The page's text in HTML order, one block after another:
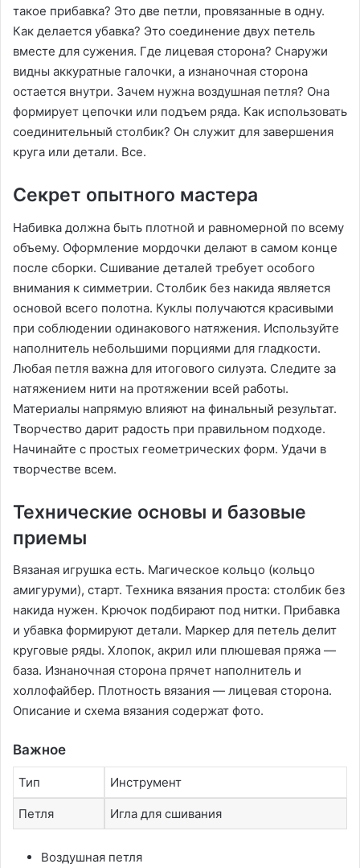
такое прибавка? Это две петли, провязанные в одну.
Как делается убавка? Это соединение двух петель
вместе для сужения. Где лицевая сторона? Снаружи
видны аккуратные галочки, а изнаночная сторона
остается внутри. Зачем нужна воздушная петля? Она
формирует цепочки или подъем ряда. Как использовать
соединительный столбик? Он служит для завершения
круга или детали. Все.
Секрет опытного мастера
Набивка должна быть плотной и равномерной по всему
объему. Оформление мордочки делают в самом конце
после сборки. Сшивание деталей требует особого
внимания к симметрии. Столбик без накида является
основой всего полотна. Куклы получаются красивыми
при соблюдении одинакового натяжения. Используйте
наполнитель небольшими порциями для гладкости.
Любая петля важна для итогового силуэта. Следите за
натяжением нити на протяжении всей работы.
Материалы напрямую влияют на финальный результат.
Творчество дарит радость при правильном подходе.
Начинайте с простых геометрических форм. Удачи в
творчестве всем.
Технические основы и базовые
приемы
Вязаная игрушка есть. Магическое кольцо (кольцо
амигуруми), старт. Техника вязания проста: столбик без
накида нужен. Крючок подбирают под нитки. Прибавка
и убавка формируют детали. Маркер для петель делит
круговые ряды. Хлопок, акрил или плюшевая пряжа —
база. Изнаночная сторона прячет наполнитель и
холлофайбер. Плотность вязания — лицевая сторона.
Описание и схема вязания содержат фото.
Важное
Тип Инструмент
Петля Игла для сшивания
Воздушная петля